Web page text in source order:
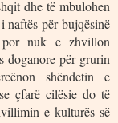
dhe të mbulohen
naftës për bujqësinë
por nuk e zhvillon
doganore për grurin
shëndetin e
çfarë cilësie do të
e kulturës së